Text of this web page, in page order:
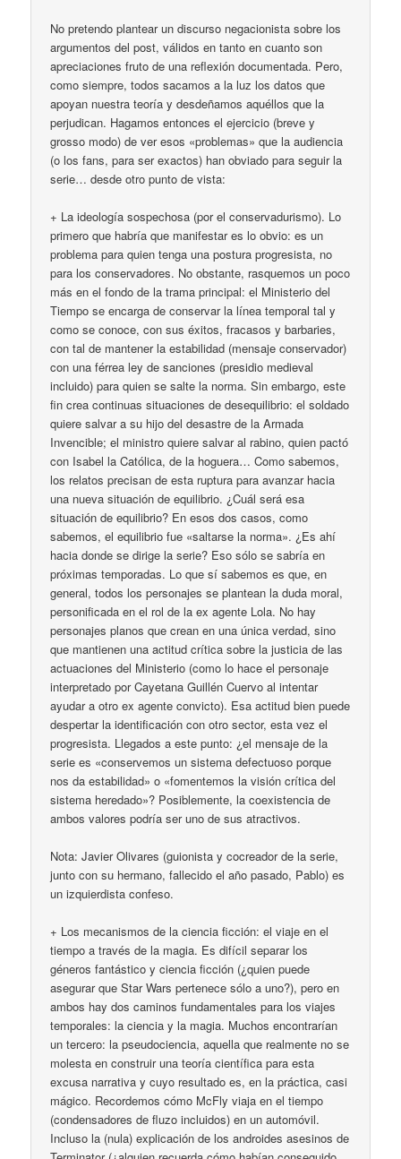
No pretendo plantear un discurso negacionista sobre los
argumentos del post, válidos en tanto en cuanto son
apreciaciones fruto de una reflexión documentada. Pero,
como siempre, todos sacamos a la luz los datos que
apoyan nuestra teoría y desdeñamos aquéllos que la
perjudican. Hagamos entonces el ejercicio (breve y
grosso modo) de ver esos «problemas» que la audiencia
(o los fans, para ser exactos) han obviado para seguir la
serie… desde otro punto de vista:
+ La ideología sospechosa (por el conservadurismo). Lo
primero que habría que manifestar es lo obvio: es un
problema para quien tenga una postura progresista, no
para los conservadores. No obstante, rasquemos un poco
más en el fondo de la trama principal: el Ministerio del
Tiempo se encarga de conservar la línea temporal tal y
como se conoce, con sus éxitos, fracasos y barbaries,
con tal de mantener la estabilidad (mensaje conservador)
con una férrea ley de sanciones (presidio medieval
incluido) para quien se salte la norma. Sin embargo, este
fin crea continuas situaciones de desequilibrio: el soldado
quiere salvar a su hijo del desastre de la Armada
Invencible; el ministro quiere salvar al rabino, quien pactó
con Isabel la Católica, de la hoguera… Como sabemos,
los relatos precisan de esta ruptura para avanzar hacia
una nueva situación de equilibrio. ¿Cuál será esa
situación de equilibrio? En esos dos casos, como
sabemos, el equilibrio fue «saltarse la norma». ¿Es ahí
hacia donde se dirige la serie? Eso sólo se sabría en
próximas temporadas. Lo que sí sabemos es que, en
general, todos los personajes se plantean la duda moral,
personificada en el rol de la ex agente Lola. No hay
personajes planos que crean en una única verdad, sino
que mantienen una actitud crítica sobre la justicia de las
actuaciones del Ministerio (como lo hace el personaje
interpretado por Cayetana Guillén Cuervo al intentar
ayudar a otro ex agente convicto). Esa actitud bien puede
despertar la identificación con otro sector, esta vez el
progresista. Llegados a este punto: ¿el mensaje de la
serie es «conservemos un sistema defectuoso porque
nos da estabilidad» o «fomentemos la visión crítica del
sistema heredado»? Posiblemente, la coexistencia de
ambos valores podría ser uno de sus atractivos.
Nota: Javier Olivares (guionista y cocreador de la serie,
junto con su hermano, fallecido el año pasado, Pablo) es
un izquierdista confeso.
+ Los mecanismos de la ciencia ficción: el viaje en el
tiempo a través de la magia. Es difícil separar los
géneros fantástico y ciencia ficción (¿quien puede
asegurar que Star Wars pertenece sólo a uno?), pero en
ambos hay dos caminos fundamentales para los viajes
temporales: la ciencia y la magia. Muchos encontrarían
un tercero: la pseudociencia, aquella que realmente no se
molesta en construir una teoría científica para esta
excusa narrativa y cuyo resultado es, en la práctica, casi
mágico. Recordemos cómo McFly viaja en el tiempo
(condensadores de fluzo incluidos) en un automóvil.
Incluso la (nula) explicación de los androides asesinos de